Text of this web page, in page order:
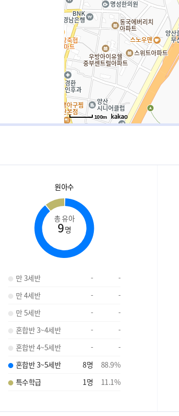
100m
원아수
총 유아
9명
만 3세반 -
-
만 4세반
-
-
만 5세반
-
-
혼합반 3~4세반
-
-
혼합반 4~5세반
-
-
혼합반 3~5세반
8명 88.9%
특수학급
1 명 11.1%